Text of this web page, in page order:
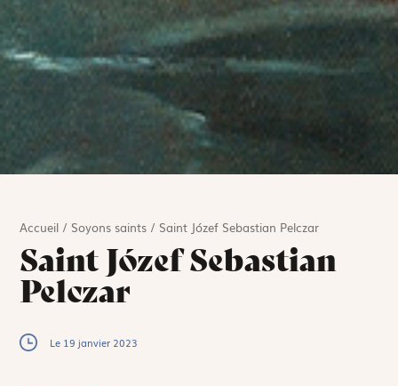
Accueil / Soyons saints / Saint Józef Sebastian Pelczar
Saint Józef Sebastian
Pelczar
Le 19 janvier 2023